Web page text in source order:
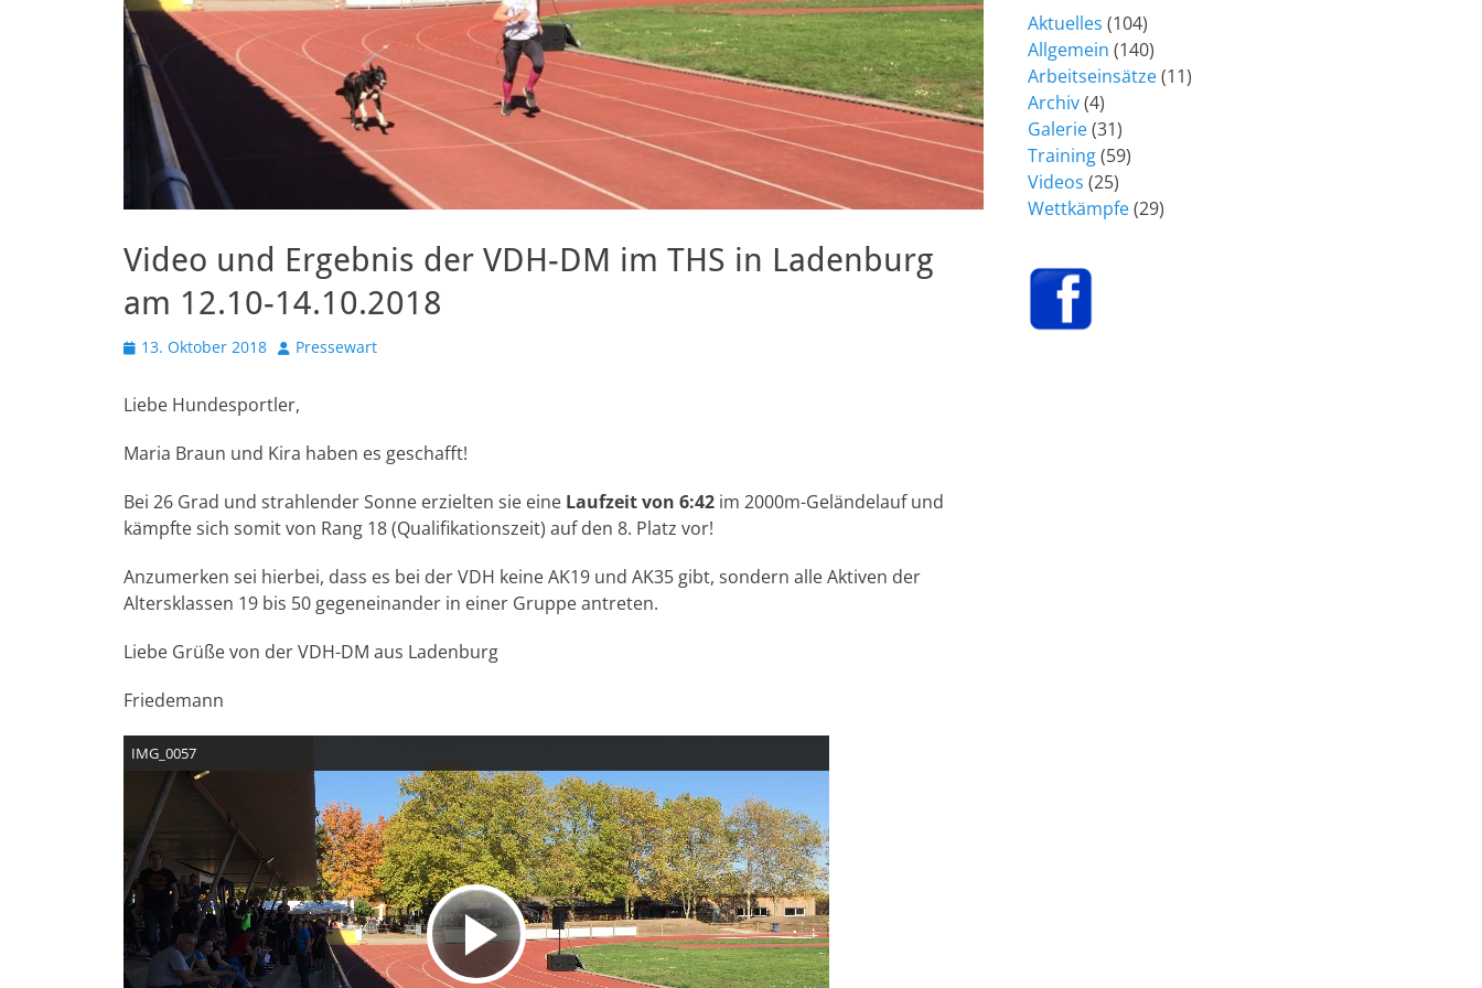
Video und Ergebnis der VDH-DM im THS in Ladenburg
am 12.10-14.10.2018
Veröffentlicht
13. Oktober 2018 AutorPressewart
Liebe Hundesportler,
Maria Braun und Kira haben es geschafft!
Bei 26 Grad und strahlender Sonne erzielten sie eine Laufzeit von 6:42 im 2000m-Geländelauf und
kämpfte sich somit von Rang 18 (Qualifikationszeit) auf den 8. Platz vor!
Anzumerken sei hierbei, dass es bei der VDH keine AK19 und AK35 gibt, sondern alle Aktiven der
Altersklassen 19 bis 50 gegeneinander in einer Gruppe antreten.
Liebe Grüße von der VDH-DM aus Ladenburg
Friedemann
IMG_0057
V
Aktuelles (104)
Allgemein (140)
Arbeitseinsätze(11)
Archiv(4)
Galerie(31)
Training(59)
Videos (25)
Wettkämpfe(29)